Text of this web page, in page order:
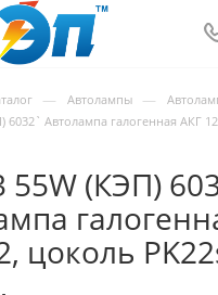
— Автолампы —
6032` Автолампа галогенная АКГ
55W (КЭП)
цоколь